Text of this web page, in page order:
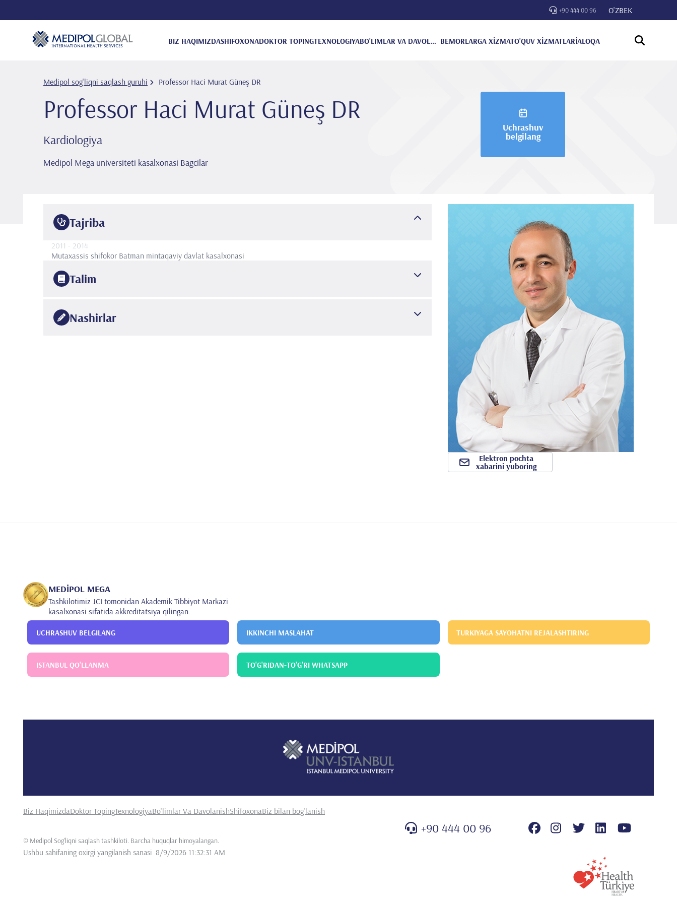
+90 444 00 96 O'ZBEK
BIZ HAQIMIZDASHIFOXONADOKTOR TOPINGTEXNOLOGIYA BO'LIMLAR VA DAVOLANISH BEMORLARGA XİZMATO'QUV XİZMATLARİALOQA
Medipol sog'liqni saqlash guruhi Professor Haci Murat Güneş DR
Professor Haci Murat Güneş DR
Kardiologiya
Medipol Mega universiteti kasalxonasi Bagcilar
Uchrashuv
belgilang
Tajriba
2011 - 2014
Mutaxassis shifokor Batman mintaqaviy davlat kasalxonasi
Talim
Istanbul universiteti
2010 Nashirlar
Elektron pochta
xabarini yuboring
MEDİPOL MEGA
Tashkilotimiz JCI tomonidan Akademik Tibbiyot Markazi
kasalxonasi sifatida akkreditatsiya qilingan.
UCHRASHUV BELGILANG IKKINCHI MASLAHAT TURKIYAGA SAYOHATNI REJALASHTIRING
ISTANBUL QO'LLANMA TO'G'RIDAN-TO'G'RI WHATSAPP
Biz HaqimizdaDoktor TopingTexnologiyaBo'limlar Va DavolanishShifoxonaBiz bilan bog'lanish
© Medipol Sog'liqni saqlash tashkiloti. Barcha huquqlar himoyalangan.
Ushbu sahifaning oxirgi yangilanish sanasi 8/9/2026 11:32:31 AM
+90 444 00 96